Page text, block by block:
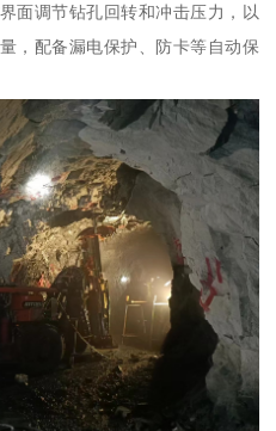
面调节钻孔回转和冲击压力，以
，配备漏电保护、防卡等自动保